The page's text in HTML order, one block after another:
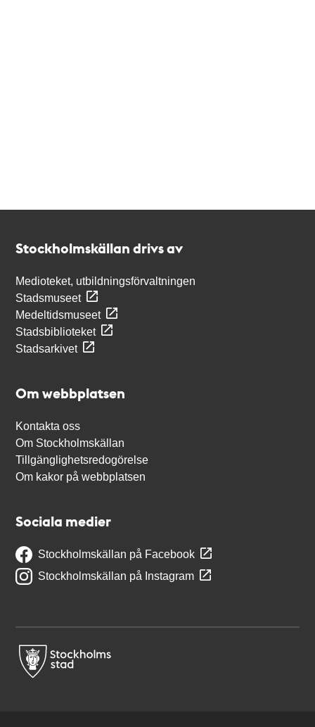
Stockholmskällan drivs av
Medioteket, utbildningsförvaltningen
Stadsmuseet
Medeltidsmuseet
Stadsbiblioteket
Stadsarkivet
Om webbplatsen
Kontakta oss
Om Stockholmskällan
Tillgänglighetsredogörelse
Om kakor på webbplatsen
Sociala medier
Stockholmskällan på Facebook
Stockholmskällan på Instagram